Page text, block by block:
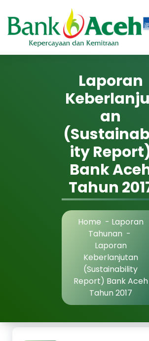
to
Content
Laporan
an
ity
Bank
Tahun
Home - Laporan
Tahunan -
Laporan
Keberlanjutan
(Sustainability
Report) Bank Aceh
Tahun 2017